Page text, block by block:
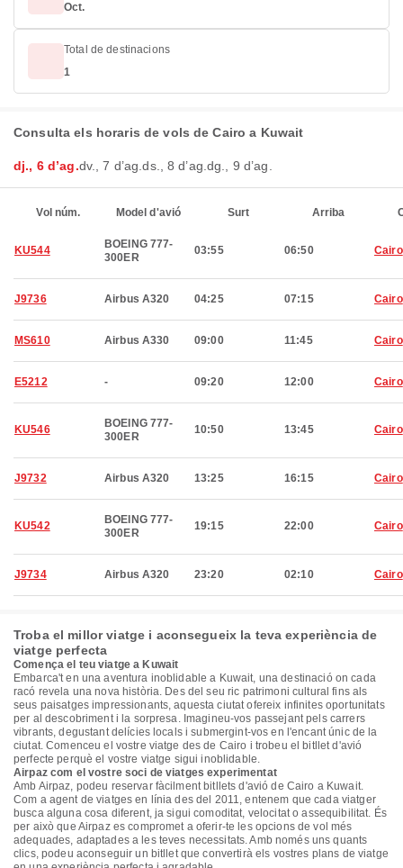
Oct.
Total de destinacions
1
Consulta els horaris de vols de Cairo a Kuwait
dj., 6 d’ag.dv., 7 d’ag.ds., 8 d’ag.dg., 9 d’ag.
Vol núm. Model d'avió Surt Arriba
KU544
BOEING 777-
300ER
03:55 06:50 Cairo
J9736 Airbus A320 04:25 07:15 Cairo
MS610 Airbus A330 09:00 11:45 Cairo
E5212 - 09:20 12:00 Cairo
KU546
BOEING 777-
300ER
10:50 13:45 Cairo
J9732 Airbus A320 13:25 16:15 Cairo
KU542
BOEING 777-
300ER
19:15 22:00 Cairo
J9734 Airbus A320 23:20 02:10 Cairo
Troba el millor viatge i aconsegueix la teva experiència de
viatge perfecta
Comença el teu viatge a Kuwait
Embarca't en una aventura inoblidable a Kuwait, una destinació on cada
racó revela una nova història. Des del seu ric patrimoni cultural fins als
seus paisatges impressionants, aquesta ciutat ofereix infinites oportunitats
per al descobriment i la sorpresa. Imagineu-vos passejant pels carrers
vibrants, degustant delícies locals i submergint-vos en l'encant únic de la
ciutat. Comenceu el vostre viatge des de Cairo i trobeu el bitllet d'avió
perfecte perquè el vostre viatge sigui inoblidable.
Airpaz com el vostre soci de viatges experimentat
Amb Airpaz, podeu reservar fàcilment bitllets d'avió de Cairo a Kuwait.
Com a agent de viatges en línia des del 2011, entenem que cada viatger
busca alguna cosa diferent, ja sigui comoditat, velocitat o assequibilitat. És
per això que Airpaz es compromet a oferir-te les opcions de vol més
adequades, adaptades a les teves necessitats. Amb només uns quants
clics, podeu aconseguir un bitllet que convertirà els vostres plans de viatge